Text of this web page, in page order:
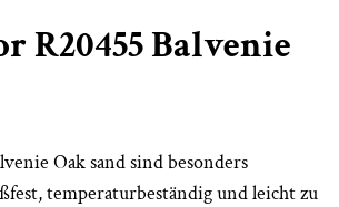
R20455 Balvenie
Oak sand sind besonders
temperaturbeständig und leicht zu